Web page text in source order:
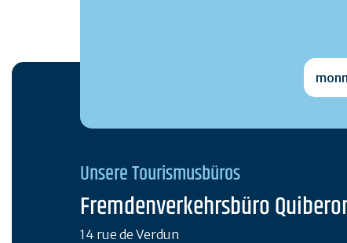
Unsere Tourismusbüros
Fremdenverkehrsbüro
14 rue de Verdun